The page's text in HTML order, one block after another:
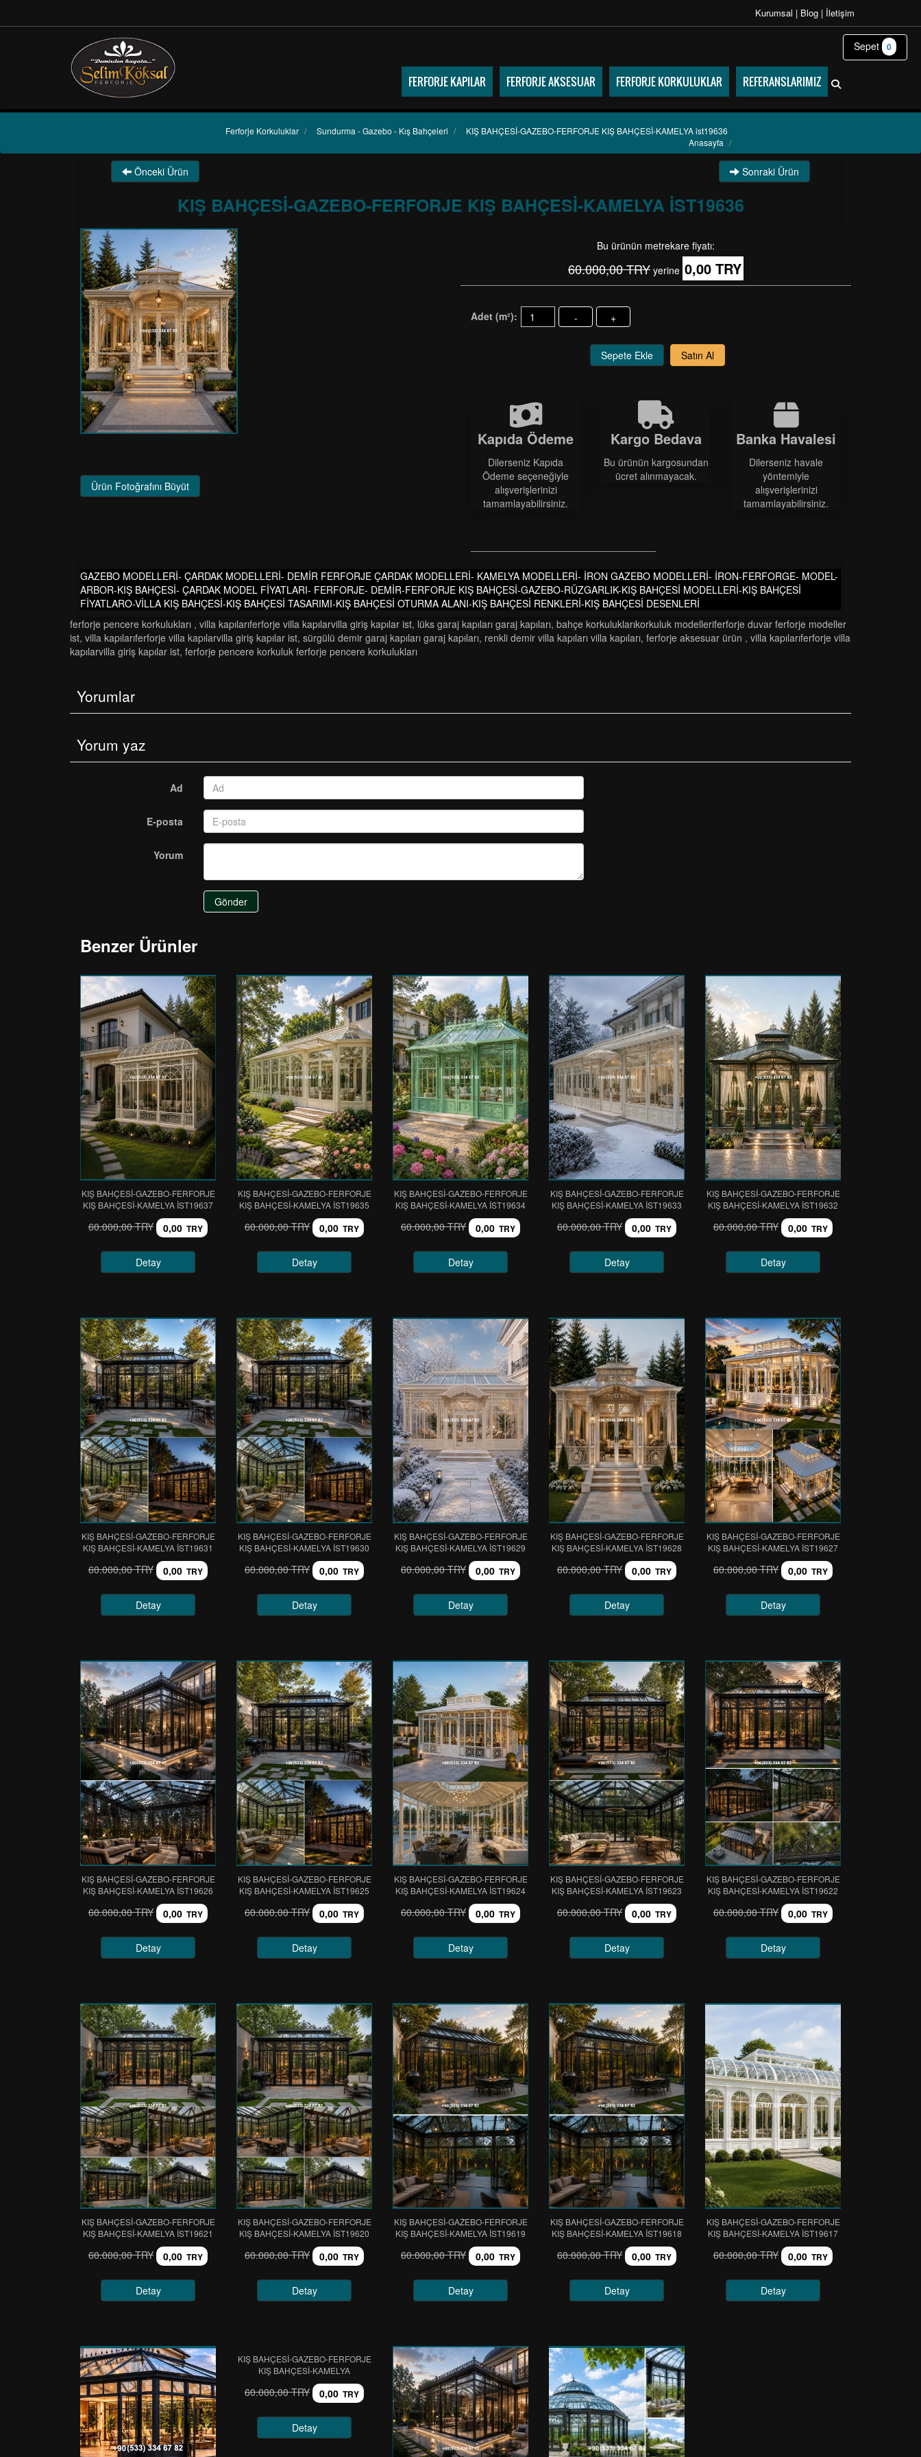
Kurumsal | Blog | İletişim
FERFORJE KAPILAR FERFORJE AKSESUAR FERFORJE KORKULUKLAR REFERANSLARIMIZ
KIŞ BAHÇESİ-GAZEBO-FERFORJE KIŞ BAHÇESİ-KAMELYA ist19636
Sundurma - Gazebo - Kış Bahçeleri /
Ferforje Korkuluklar /
Anasayfa /
Önceki Ürün Sonraki Ürün
KIŞ BAHÇESİ-GAZEBO-FERFORJE KIŞ BAHÇESİ-KAMELYA IST19636
Ürün Fotoğrafını Büyüt
Bu ürünün metrekare fiyatı:
60.000,00 TRY yerine 0,00 TRY
Adet (m²): - +
Sepete Ekle Satın Al
Kapıda Ödeme
Dilerseniz Kapıda
Ödeme seçeneğiyle
alışverişlerinizi
tamamlayabilirsiniz.
Kargo Bedava
Bu ürünün kargosundan
ücret alınmayacak.
Banka Havalesi
Dilerseniz havale
yöntemiyle
alışverişlerinizi
tamamlayabilirsiniz.
Sepet 0
GAZEBO MODELLERİ- ÇARDAK MODELLERİ- DEMİR FERFORJE ÇARDAK MODELLERİ- KAMELYA MODELLERİ- İRON GAZEBO MODELLERİ- İRON-FERFORGE- MODEL-
ARBOR-KIŞ BAHÇESİ- ÇARDAK MODEL FİYATLARI- FERFORJE- DEMİR-FERFORJE KIŞ BAHÇESİ-GAZEBO-RÜZGARLIK-KIŞ BAHÇESİ MODELLERİ-KIŞ BAHÇESİ
FİYATLARO-VİLLA KIŞ BAHÇESİ-KIŞ BAHÇESİ TASARIMI-KIŞ BAHÇESİ OTURMA ALANI-KIŞ BAHÇESİ RENKLERİ-KIŞ BAHÇESİ DESENLERİ
ferforje pencere korkulukları , vi̇lla kapilariferforje vi̇lla kapilarvi̇lla gi̇ri̇ş kapilar ist, lüks garaj kapilari garaj kapilari, bahçe korkuluklarikorkuluk modelleri̇ferforje duvar ferforje modeller
ist, vi̇lla kapilariferforje vi̇lla kapilarvi̇lla gi̇ri̇ş kapilar ist, sürgülü demi̇r garaj kapilari garaj kapilari, renkli demir villa kapıları villa kapıları, ferforje aksesuar ürün , vi̇lla kapilariferforje vi̇lla
kapilarvi̇lla gi̇ri̇ş kapilar ist, ferforje pencere korkuluk ferforje pencere korkulukları
Yorumlar
Yorum yaz
Ad
E-posta
Yorum
Gönder
Benzer Ürünler
KIŞ BAHÇESİ-GAZEBO-FERFORJE
KIŞ BAHÇESİ-KAMELYA IST19637
60.000,00 TRY 0,00 TRY
Detay
KIŞ BAHÇESİ-GAZEBO-FERFORJE
KIŞ BAHÇESİ-KAMELYA IST19635
60.000,00 TRY 0,00 TRY
Detay
KIŞ BAHÇESİ-GAZEBO-FERFORJE
KIŞ BAHÇESİ-KAMELYA IST19634
60.000,00 TRY 0,00 TRY
Detay
KIŞ BAHÇESİ-GAZEBO-FERFORJE
KIŞ BAHÇESİ-KAMELYA IST19633
60.000,00 TRY 0,00 TRY
Detay
KIŞ BAHÇESİ-GAZEBO-FERFORJE
KIŞ BAHÇESİ-KAMELYA IST19632
60.000,00 TRY 0,00 TRY
Detay
KIŞ BAHÇESİ-GAZEBO-FERFORJE
KIŞ BAHÇESİ-KAMELYA IST19631
60.000,00 TRY 0,00 TRY
Detay
KIŞ BAHÇESİ-GAZEBO-FERFORJE
KIŞ BAHÇESİ-KAMELYA IST19630
60.000,00 TRY 0,00 TRY
Detay
KIŞ BAHÇESİ-GAZEBO-FERFORJE
KIŞ BAHÇESİ-KAMELYA IST19629
60.000,00 TRY 0,00 TRY
Detay
KIŞ BAHÇESİ-GAZEBO-FERFORJE
KIŞ BAHÇESİ-KAMELYA IST19628
60.000,00 TRY 0,00 TRY
Detay
KIŞ BAHÇESİ-GAZEBO-FERFORJE
KIŞ BAHÇESİ-KAMELYA IST19627
60.000,00 TRY 0,00 TRY
Detay
KIŞ BAHÇESİ-GAZEBO-FERFORJE
KIŞ BAHÇESİ-KAMELYA IST19626
60.000,00 TRY 0,00 TRY
Detay
KIŞ BAHÇESİ-GAZEBO-FERFORJE
KIŞ BAHÇESİ-KAMELYA IST19625
60.000,00 TRY 0,00 TRY
Detay
KIŞ BAHÇESİ-GAZEBO-FERFORJE
KIŞ BAHÇESİ-KAMELYA IST19624
60.000,00 TRY 0,00 TRY
Detay
KIŞ BAHÇESİ-GAZEBO-FERFORJE
KIŞ BAHÇESİ-KAMELYA IST19623
60.000,00 TRY 0,00 TRY
Detay
KIŞ BAHÇESİ-GAZEBO-FERFORJE
KIŞ BAHÇESİ-KAMELYA IST19622
60.000,00 TRY 0,00 TRY
Detay
KIŞ BAHÇESİ-GAZEBO-FERFORJE
KIŞ BAHÇESİ-KAMELYA IST19621
60.000,00 TRY 0,00 TRY
Detay
KIŞ BAHÇESİ-GAZEBO-FERFORJE
KIŞ BAHÇESİ-KAMELYA IST19620
60.000,00 TRY 0,00 TRY
Detay
KIŞ BAHÇESİ-GAZEBO-FERFORJE
KIŞ BAHÇESİ-KAMELYA IST19619
60.000,00 TRY 0,00 TRY
Detay
KIŞ BAHÇESİ-GAZEBO-FERFORJE
KIŞ BAHÇESİ-KAMELYA IST19618
60.000,00 TRY 0,00 TRY
Detay
KIŞ BAHÇESİ-GAZEBO-FERFORJE
KIŞ BAHÇESİ-KAMELYA IST19617
60.000,00 TRY 0,00 TRY
Detay
KIŞ BAHÇESİ-GAZEBO-FERFORJE
KIŞ BAHÇESİ-KAMELYA
60.000,00 TRY 0,00 TRY
Detay